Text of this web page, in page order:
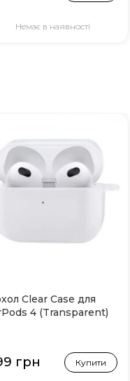
Немає в наявності
Clear Case для
4 (Transparent)
грн Купити